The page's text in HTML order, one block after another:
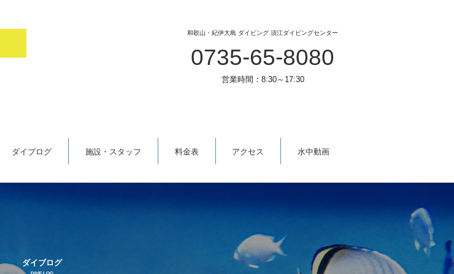
和歌山・紀伊大島 ダイビング 須江ダイビングセンター
0735-65-8080
営業時間：8:30～17:30
ダイブログ 施設・スタッフ 料金表 アクセス 水中動画
ダイブログ